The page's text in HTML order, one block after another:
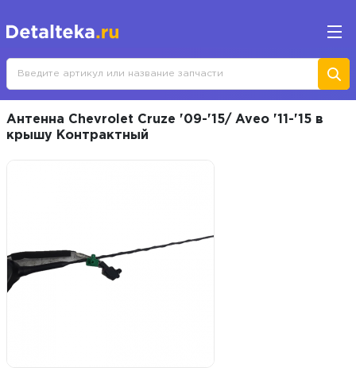
Антенна Chevrolet Cruze '09-'15/ Aveo '11-'15 в
крышу Контрактный